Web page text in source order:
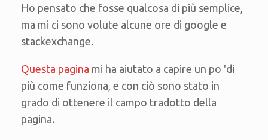
Ho pensato che fosse qualcosa di più semplice,
ma mi ci sono volute alcune ore di google e
stackexchange.
Questa pagina mi ha aiutato a capire un po 'di
più come funziona, e con ciò sono stato in
grado di ottenere il campo tradotto della
pagina.